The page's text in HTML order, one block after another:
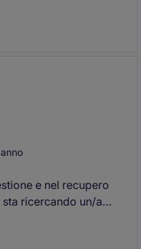
e nel recupero
ricercando un/a